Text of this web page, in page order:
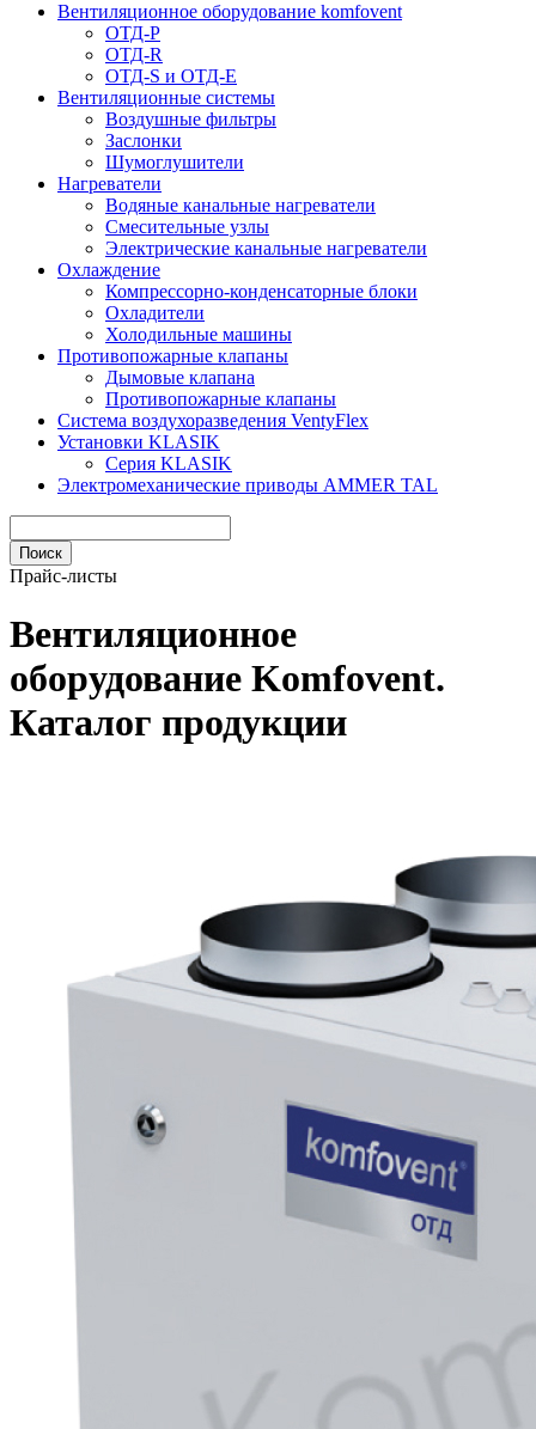
Вентиляционное оборудование komfovent
ОТД-P
ОТД-R
ОТД-S и ОТД-E
Вентиляционные системы
Воздушные фильтры
Заслонки
Шумоглушители
Нагреватели
Водяные канальные нагреватели
Смесительные узлы
Электрические канальные нагреватели
Охлаждение
Компрессорно-конденсаторные блоки
Охладители
Холодильные машины
Противопожарные клапаны
Дымовые клапана
Противопожарные клапаны
Система воздухоразведения VentyFlex
Установки KLASIK
Серия KLASIK
Электромеханические приводы AMMER TAL
Прайс-листы
Вентиляционное
оборудование Komfovent.
Каталог продукции